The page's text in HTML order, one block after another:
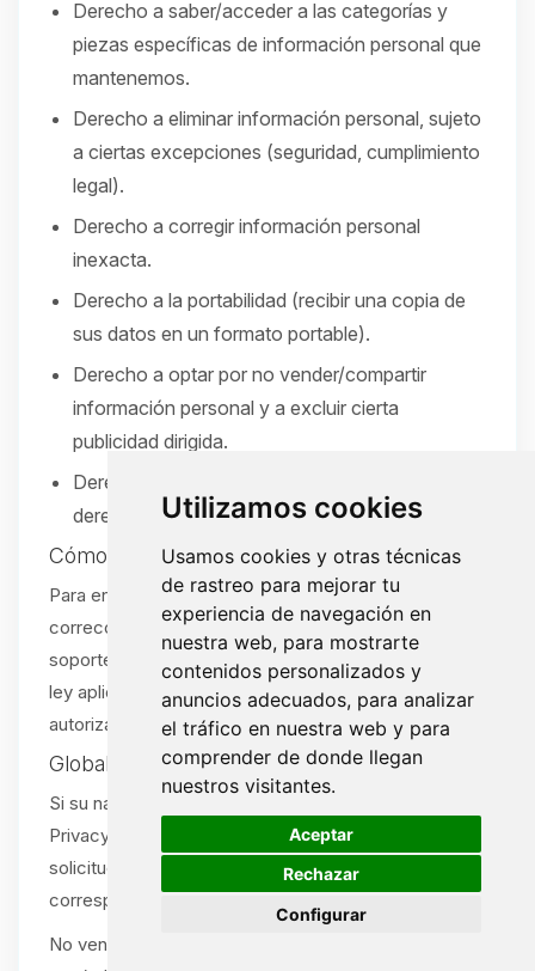
Utilizamos cookies
Usamos cookies y otras técnicas
de rastreo para mejorar tu
experiencia de navegación en
nuestra web, para mostrarte
contenidos personalizados y
anuncios adecuados, para analizar
el tráfico en nuestra web y para
comprender de donde llegan
nuestros visitantes.
Aceptar
Rechazar
Configurar
Derecho a saber/acceder a las categorías y
piezas específicas de información personal que
mantenemos.
Derecho a eliminar información personal, sujeto
a ciertas excepciones (seguridad, cumplimiento
legal).
Derecho a corregir información personal
inexacta.
Derecho a la portabilidad (recibir una copia de
sus datos en un formato portable).
Derecho a optar por no vender/compartir
información personal y a excluir cierta
publicidad dirigida.
Derecho a no ser discriminado por ejercer sus
derechos.
Cómo ejercer sus derechos
Para enviar una solicitud (acceso, eliminación,
corrección, portabilidad u opt-out), abra un ticket de
soporte:
. Verificaremos su solicitud según la
ley aplicable. Se aceptan solicitudes por agente
autorizado con la debida prueba.
Global Privacy Control (GPC)
Si su navegador o extensión envía una señal Global
Privacy Control (GPC), la tratamos como una
solicitud de exclusión de venta/compartir cuando
corresponda.
No vendemos ni compartimos información personal
🍪